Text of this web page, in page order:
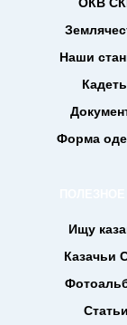
Наши
Форма
Ищу
Казачьи
Статьи